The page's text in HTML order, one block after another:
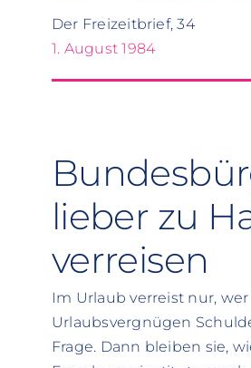
Der Freizeitbrief, 34
1. August 1984
lieber zu
verreisen
Im Urlaub verreist nur,
Urlaubsvergnügen
Frage. Dann bleiben sie,